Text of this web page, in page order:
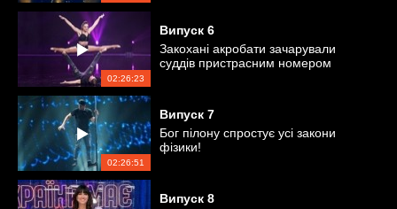
02:26:23
Випуск 6
Закохані акробати зачарували
суддів пристрасним номером
02:26:51
Випуск 7
Бог пілону спростує усі закони
фізики!
Випуск 8